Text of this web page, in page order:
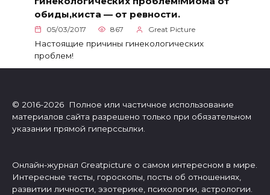
обиды,киста — от ревности.
05/03/2017 867 Great Picture
Настоящие причины гинекологических
проблем!
© 2016-2026 Полное или частичное использование
материалов сайта разрешено только при обязательном
указании прямой гиперссылки.
Онлайн-журнал Greatpicture о самом интересном в мире.
Интересные тесты, гороскопы, посты об отношениях,
развитии личности, эзотерике, психологии, астрологии.